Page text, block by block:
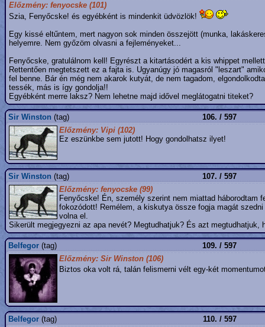
Előzmény: fenyocske (101)
Szia, Fenyőcske! és egyébként is mindenkit üdvözlök!
Egy kissé eltűntem, mert nagyon sok minden összejött (munka,
helyemre. Nem győzöm olvasni a fejleményeket...
Fenyőcske, gratulálnom kell! Egyrészt a kitartásodért a kis whippet
Rettentően megtetszett ez a fajta is. Ugyanúgy jó magasról "leszart"
fel benne. Bár én még nem akarok kutyát, de nem tagadom,
tessék, más is így gondolja!!
Egyébként merre laksz? Nem lehetne majd idővel meglátogatni titeket?
Sir Winston (tag)
106. / 597
Előzmény: Vipi (102)
Ez eszünkbe sem jutott! Hogy gondolhatsz ilyet!
Sir Winston (tag)
107. / 597
Előzmény: fenyocske (99)
Fenyőcske! Én, személy szerint nem miattad háborodtam
fokozódott! Remélem, a kiskutya össze fogja magát
volna el.
Sikerült megjegyezni az apa nevét? Megtudhatjuk? És azt megtudhatjuk,
Belfegor (tag)
109. / 597
Előzmény: Sir Winston (106)
Biztos oka volt rá, talán felismerni vélt egy-két
Belfegor (tag)
110. / 597